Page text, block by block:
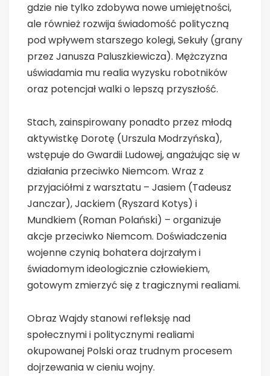
gdzie nie tylko zdobywa nowe umiejętności,
ale również rozwija świadomość polityczną
pod wpływem starszego kolegi, Sekuły (grany
przez Janusza Paluszkiewicza). Mężczyzna
uświadamia mu realia wyzysku robotników
oraz potencjał walki o lepszą przyszłość.
Stach, zainspirowany ponadto przez młodą
aktywistkę Dorotę (Urszula Modrzyńska),
wstępuje do Gwardii Ludowej, angażując się w
działania przeciwko Niemcom. Wraz z
przyjaciółmi z warsztatu – Jasiem (Tadeusz
Janczar), Jackiem (Ryszard Kotys) i
Mundkiem (Roman Polański) – organizuje
akcje przeciwko Niemcom. Doświadczenia
wojenne czynią bohatera dojrzałym i
świadomym ideologicznie człowiekiem,
gotowym zmierzyć się z tragicznymi realiami.
Obraz Wajdy stanowi refleksję nad
społecznymi i politycznymi realiami
okupowanej Polski oraz trudnym procesem
dojrzewania w cieniu wojny.